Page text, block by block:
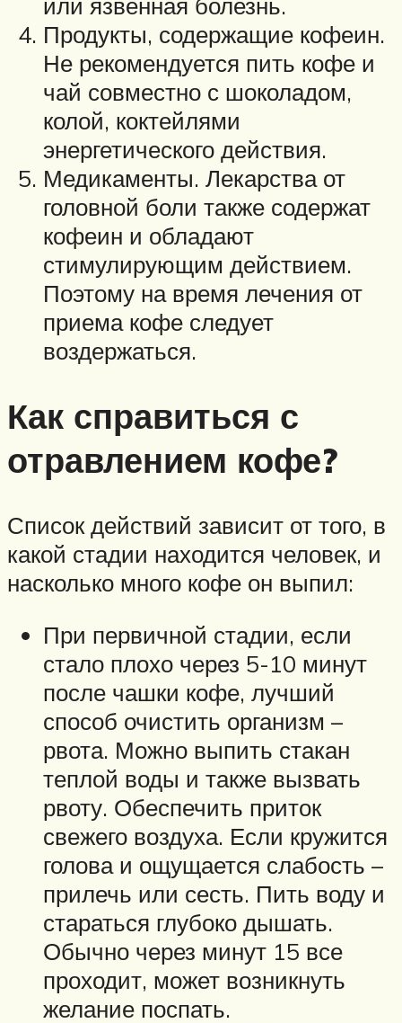
или язвенная болезнь.
Продукты, содержащие кофеин.
Не рекомендуется пить кофе и
чай совместно с шоколадом,
колой, коктейлями
энергетического действия.
Медикаменты. Лекарства от
головной боли также содержат
кофеин и обладают
стимулирующим действием.
Поэтому на время лечения от
приема кофе следует
воздержаться.
Как справиться с
отравлением кофе?
Список действий зависит от того, в
какой стадии находится человек, и
насколько много кофе он выпил:
При первичной стадии, если
стало плохо через 5-10 минут
после чашки кофе, лучший
способ очистить организм –
рвота. Можно выпить стакан
теплой воды и также вызвать
рвоту. Обеспечить приток
свежего воздуха. Если кружится
голова и ощущается слабость –
прилечь или сесть. Пить воду и
стараться глубоко дышать.
Обычно через минут 15 все
проходит, может возникнуть
желание поспать.